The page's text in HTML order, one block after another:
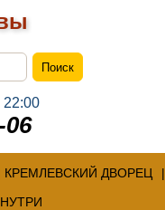
22:00
06
КРЕМЛЕВСКИЙ ДВОРЕЦ